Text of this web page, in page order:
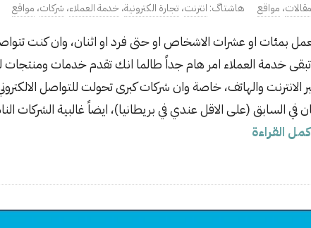
مقالات، مواقع انترنت، تجارة الكترونية،خدمة العملاء، شركات، مواقع
بمئات او عشرات الاشخاص او حتى فرد او اثنان، وان كنت
تبقى خدمة العملاء امر هام جداً طالما انك تقدم خدمات
الانترنت والهاتف، خاصة وان شركات كبرى تحولت للتواصل
في السابق (على الاقل عندي في بريطانيا)، ايضاً غالبية الشركات
القراءة